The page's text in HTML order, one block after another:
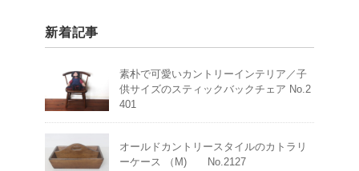
新着記事
素朴で可愛いカントリーインテリア／子
供サイズのスティックバックチェア No.2
401
オールドカントリースタイルのカトラリ
ーケース （M) No.2127